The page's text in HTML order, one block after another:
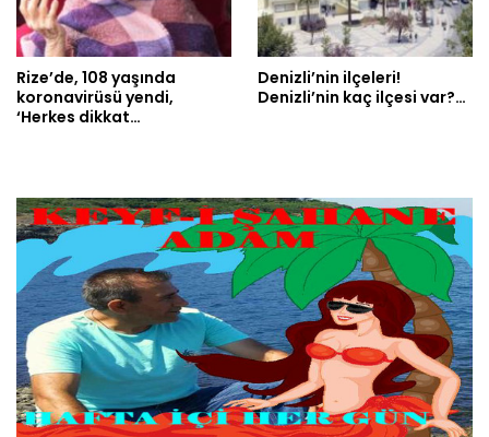
Rize’de, 108 yaşında
koronavirüsü yendi,
‘Herkes dikkat…
Denizli’nin ilçeleri!
Denizli’nin kaç ilçesi var?…